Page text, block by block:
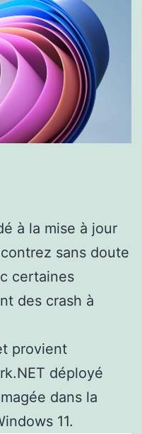
à la mise à jour
sans doute
certaines
des crash à
provient
déployé
dans la
11.